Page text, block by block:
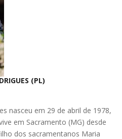
(PL)
nasceu em 29 de abril de 1978,
em Sacramento (MG) desde
dos sacramentanos Maria